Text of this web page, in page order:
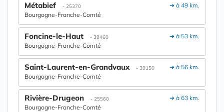
➔ à 49 km.
Métabief - 25370
Bourgogne-Franche-Comté
➔ à 53 km.
Foncine-le-Haut - 39460
Bourgogne-Franche-Comté
➔ à 56 km.
Saint-Laurent-en-Grandvaux - 39150
Bourgogne-Franche-Comté
➔ à 63 km.
Rivière-Drugeon - 25560
Bourgogne-Franche-Comté